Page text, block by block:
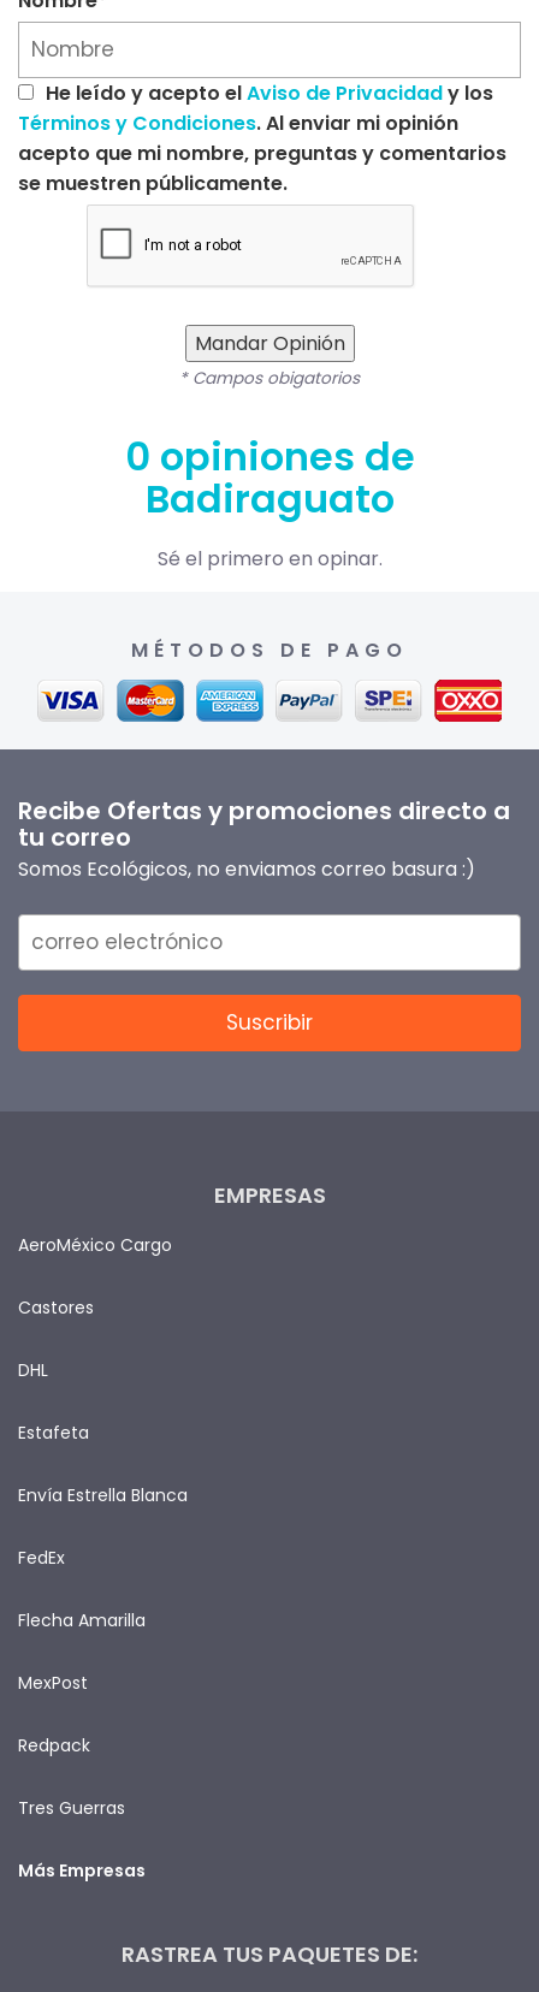
He leído y acepto elAviso de Privacidady los
Términos y Condiciones. Al enviar mi opinión
acepto que mi nombre, preguntas y comentarios
se muestren públicamente.
Mandar Opinión
* Campos obigatorios
0 opiniones de
Badiraguato
Sé el primero en opinar.
MÉTODOS DE PAGO
Recibe Ofertas y promociones directo a
tu correo
Somos Ecológicos, no enviamos correo basura :)
EMPRESAS
AeroMéxico Cargo
Castores
DHL
Estafeta
Envía Estrella Blanca
FedEx
Flecha Amarilla
MexPost
Redpack
Tres Guerras
Más Empresas
RASTREA TUS PAQUETES DE: